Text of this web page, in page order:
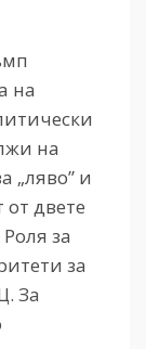
на
на
„ляво” и
от двете
за
за
За